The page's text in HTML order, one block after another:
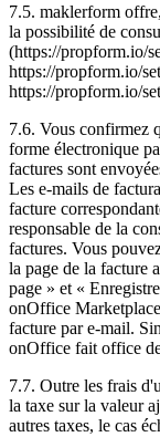
7.5. maklerform
la possibilité de
(https://propform.io/
https://propform.io/
https://propform.io/
7.6. Vous confirmez
forme électronique
factures sont
Les e-mails de
facture
responsable de la
factures. Vous
la page de la facture
page » et «
onOffice
facture par e-mail.
onOffice fait office
7.7. Outre les frais
la taxe sur la valeur
autres taxes, le cas